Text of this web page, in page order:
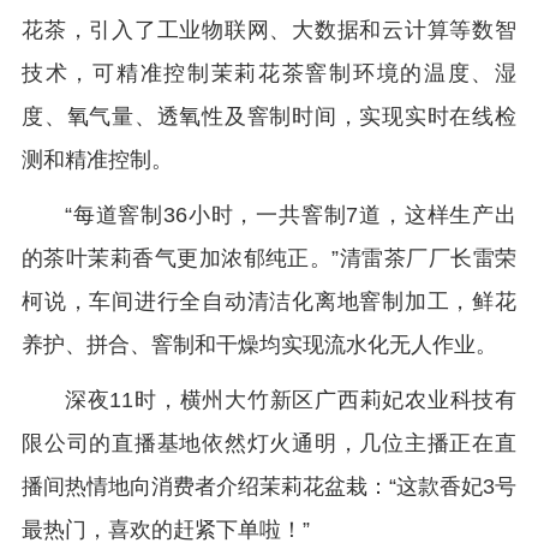
花茶，引入了工业物联网、大数据和云计算等数智
技术，可精准控制茉莉花茶窨制环境的温度、湿
度、氧气量、透氧性及窨制时间，实现实时在线检
测和精准控制。
“每道窨制36小时，一共窨制7道，这样生产出
的茶叶茉莉香气更加浓郁纯正。”清雷茶厂厂长雷荣
柯说，车间进行全自动清洁化离地窨制加工，鲜花
养护、拼合、窨制和干燥均实现流水化无人作业。
深夜11时，横州大竹新区广西莉妃农业科技有
限公司的直播基地依然灯火通明，几位主播正在直
播间热情地向消费者介绍茉莉花盆栽：“这款香妃3号
最热门，喜欢的赶紧下单啦！”